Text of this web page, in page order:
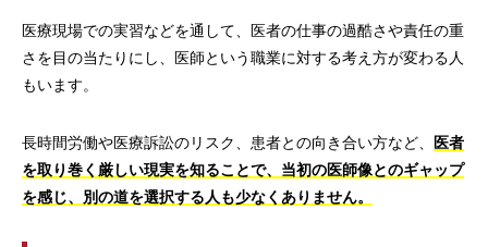
医療現場での実習などを通して、医者の仕事の過酷さや責任の重
さを目の当たりにし、医師という職業に対する考え方が変わる人
もいます。
長時間労働や医療訴訟のリスク、患者との向き合い方など、
医者
を取り巻く厳しい現実を知ることで、当初の医師像とのギャップ
を感じ、別の道を選択する人も少なくありません。